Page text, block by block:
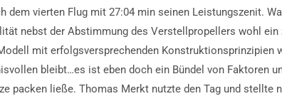
dem vierten Flug mit 27:04 min seinen Leistungszenit.
nebst der Abstimmung des Verstellpropellers wohl
mit erfolgsversprechenden Konstruktionsprinzipien
bleibt…es ist eben doch ein Bündel von Faktoren
packen ließe. Thomas Merkt nutzte den Tag und stellte